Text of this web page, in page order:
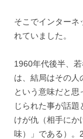
そこでインターネ
れていました。
1960年代後半、
は、結局はその人
という意味だと
じられた事が話
けが仇（相手にか
味）」である）。